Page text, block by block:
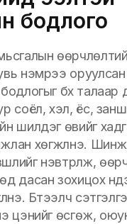
бодлого
нэмрээ
бүх
соёл, хэл, ёс,
шилдэг өвийг
хөгжүүлнэ.
нэвтрүүлж,
дасан зохицох
Бүтээлч
цэнийг өсгөж,